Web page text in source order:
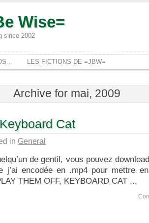
Wise=
since 2002
.. LES FICTIONS DE =JBW=
Archive for mai, 2009
Cat
in General
de gentil, vous pouvez
j’ai encodée en .mp4 pour mettre
THEM OFF, KEYBOARD CAT ...